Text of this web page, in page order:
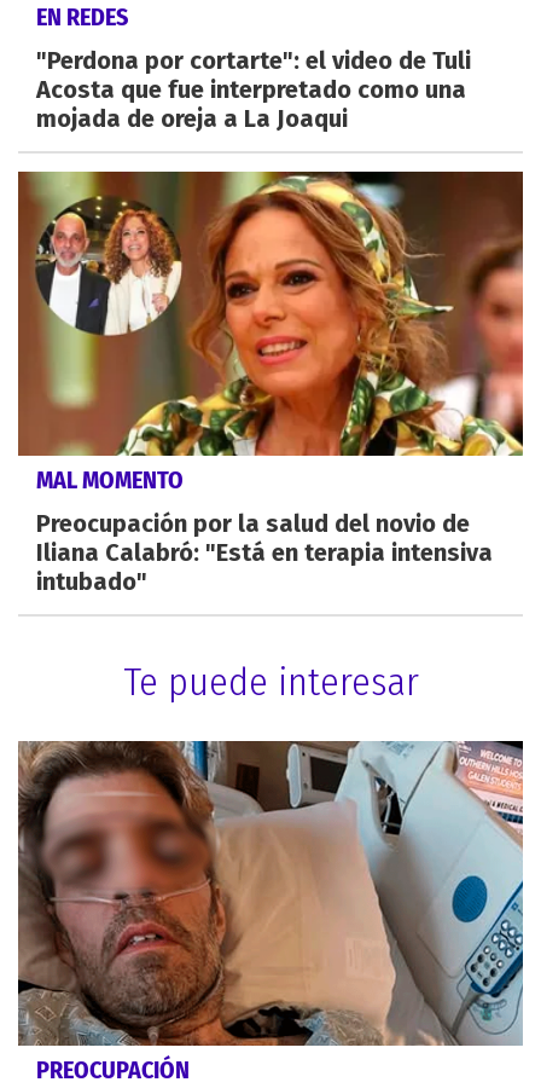
EN REDES
"Perdona por cortarte": el video de Tuli
Acosta que fue interpretado como una
mojada de oreja a La Joaqui
MAL MOMENTO
Preocupación por la salud del novio de
Iliana Calabró: "Está en terapia intensiva
intubado"
Te puede interesar
PREOCUPACIÓN